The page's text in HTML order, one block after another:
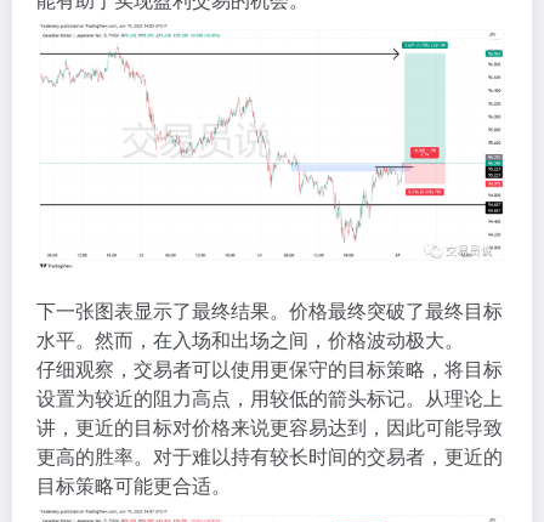
下一张图表显示了最终结果。价格最终突破了最终目标
水平。然而，在入场和出场之间，价格波动极大。
仔细观察，交易者可以使用更保守的目标策略，将目标
设置为较近的阻力高点，用较低的箭头标记。从理论上
讲，更近的目标对价格来说更容易达到，因此可能导致
更高的胜率。对于难以持有较长时间的交易者，更近的
目标策略可能更合适。